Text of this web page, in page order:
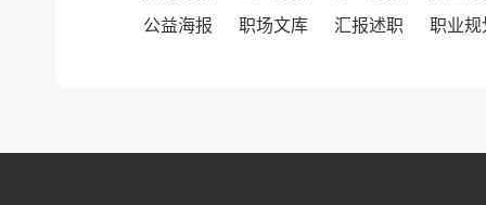
公益海报
职场文库 汇报述职 职业规